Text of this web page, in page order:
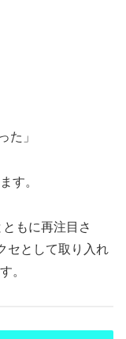
た」
す。
もに再注目さ
セとして取り入れ
。